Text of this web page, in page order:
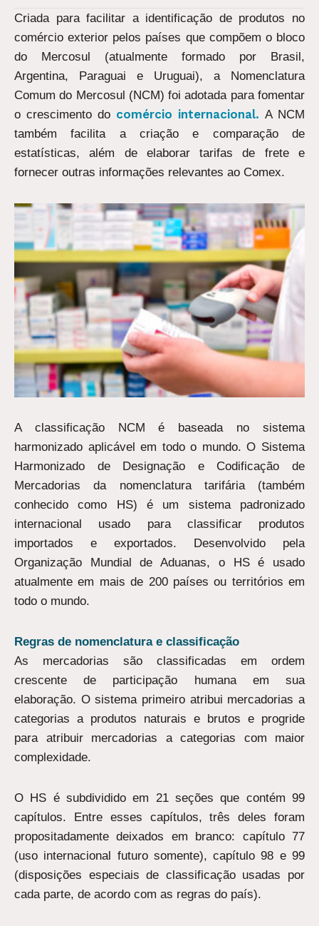
Criada para facilitar a identificação de produtos no
comércio exterior pelos países que compõem o bloco
do Mercosul (atualmente formado por Brasil,
Argentina, Paraguai e Uruguai), a Nomenclatura
Comum do Mercosul (NCM) foi adotada para fomentar
o crescimento do comércio internacional. A NCM
também facilita a criação e comparação de
estatísticas, além de elaborar tarifas de frete e
fornecer outras informações relevantes ao Comex.
A classificação NCM é baseada no sistema
harmonizado aplicável em todo o mundo. O Sistema
Harmonizado de Designação e Codificação de
Mercadorias da nomenclatura tarifária (também
conhecido como HS) é um sistema padronizado
internacional usado para classificar produtos
importados e exportados. Desenvolvido pela
Organização Mundial de Aduanas, o HS é usado
atualmente em mais de 200 países ou territórios em
todo o mundo.
Regras de nomenclatura e classificação
As mercadorias são classificadas em ordem
crescente de participação humana em sua
elaboração. O sistema primeiro atribui mercadorias a
categorias a produtos naturais e brutos e progride
para atribuir mercadorias a categorias com maior
complexidade.
O HS é subdividido em 21 seções que contém 99
capítulos. Entre esses capítulos, três deles foram
propositadamente deixados em branco: capítulo 77
(uso internacional futuro somente), capítulo 98 e 99
(disposições especiais de classificação usadas por
cada parte, de acordo com as regras do país).